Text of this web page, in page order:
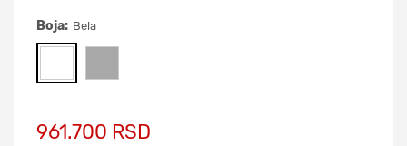
Boja: Bela
961.700 RSD